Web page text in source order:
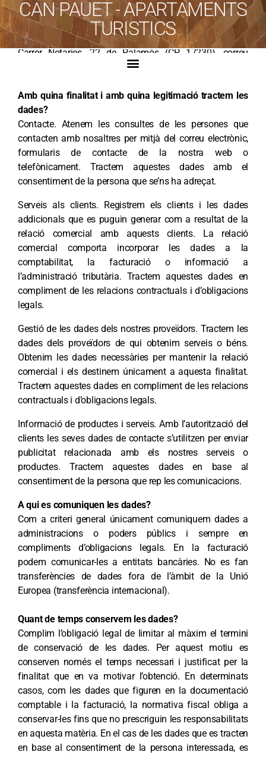
CAN PAUET - APARTAMENTS
TURISTICS
El responsable del tractament de les dades personals és
APARTAMENTS CAN PAUET de Palamós, propietat
d’Anna Bonet Saguer amb DNI 40521945-Q i domicili al
Carrer Notaries, 22 de Palamós (CP 17230), correu
electrònic canpauetpalamos@gmail.com.
Amb quina finalitat i amb quina legitimació tractem les
dades?
Contacte. Atenem les consultes de les persones que
contacten amb nosaltres per mitjà del correu electrònic,
formularis de contacte de la nostra web o
telefònicament. Tractem aquestes dades amb el
consentiment de la persona que se’ns ha adreçat.
Serveis als clients. Registrem els clients i les dades
addicionals que es puguin generar com a resultat de la
relació comercial amb aquests clients. La relació
comercial comporta incorporar les dades a la
comptabilitat, la facturació o informació a
l’administració tributària. Tractem aquestes dades en
compliment de les relacions contractuals i d’obligacions
legals.
Gestió de les dades dels nostres proveïdors. Tractem les
dades dels proveïdors de qui obtenim serveis o béns.
Obtenim les dades necessàries per mantenir la relació
comercial i els destinem únicament a aquesta finalitat.
Tractem aquestes dades en compliment de les relacions
contractuals i d’obligacions legals.
Informació de productes i serveis. Amb l’autorització del
clients les seves dades de contacte s’utilitzen per enviar
publicitat relacionada amb els nostres serveis o
productes. Tractem aquestes dades en base al
consentiment de la persona que rep les comunicacions.
A qui es comuniquen les dades?
Com a criteri general únicament comuniquem dades a
administracions o poders públics i sempre en
compliments d’obligacions legals. En la facturació
podem comunicar-les a entitats bancàries. No es fan
transferències de dades fora de l’àmbit de la Unió
Europea (transferència internacional).
Quant de temps conservem les dades?
Complim l’obligació legal de limitar al màxim el termini
de conservació de les dades. Per aquest motiu es
conserven només el temps necessari i justificat per la
finalitat que en va motivar l’obtenció. En determinats
casos, com les dades que figuren en la documentació
comptable i la facturació, la normativa fiscal obliga a
conservar-les fins que no prescriguin les responsabilitats
en aquesta matèria. En el cas de les dades que es tracten
en base al consentiment de la persona interessada, es